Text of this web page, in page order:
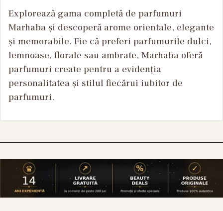
Explorează gama completă de parfumuri
Marhaba și descoperă arome orientale, elegante
și memorabile. Fie că preferi parfumurile dulci,
lemnoase, florale sau ambrate, Marhaba oferă
parfumuri create pentru a evidenția
personalitatea și stilul fiecărui iubitor de
parfumuri.